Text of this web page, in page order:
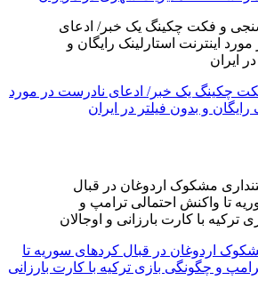
چکینگ یک خبر/ ادعای نادرست در مورد
رایگان و بدون فیلتر در ایران
اردوغان در قبال کردهای سوریه تا
و چگونگی بازی ترکیه با کارت بارزانی